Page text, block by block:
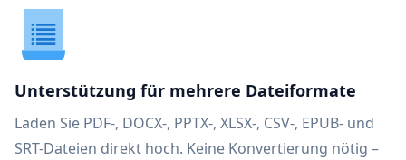
Unterstützung für mehrere Dateiformate
Laden Sie PDF-, DOCX-, PPTX-, XLSX-, CSV-, EPUB- und
SRT-Dateien direkt hoch. Keine Konvertierung nötig –